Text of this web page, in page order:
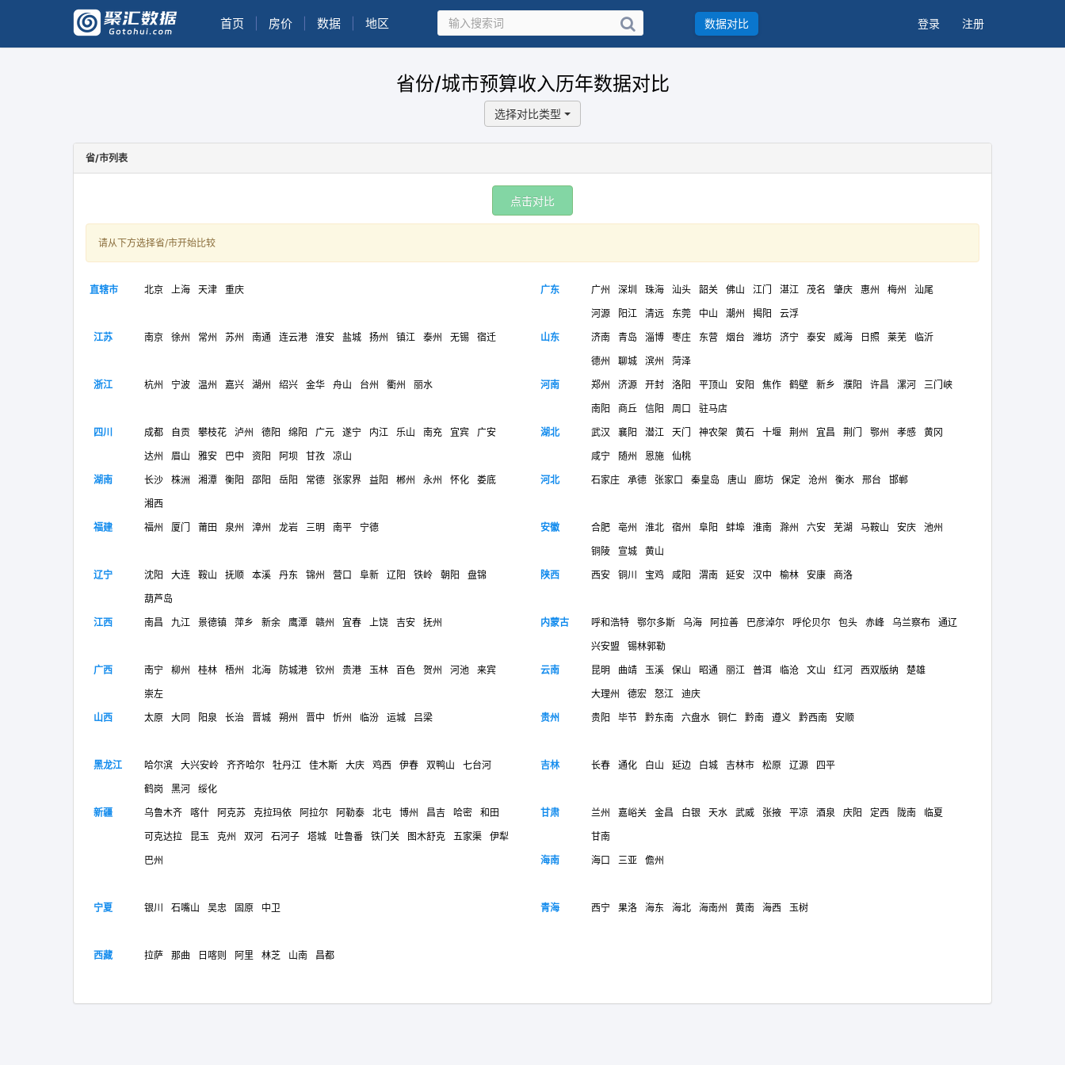
首页 房价 数据 地区 数据对比 登录 注册
省份/城市预算收入历年数据对比
选择对比类型
省/市列表
点击对比
请从下方选择省/市开始比较
直辖市 北京 上海 天津 重庆 广东 广州 深圳 珠海 汕头 韶关 佛山 江门 湛江 茂名 肇庆 惠州 梅州
汕尾
河源
阳江 清远 东莞 中山 潮州 揭阳
云浮
江苏
南京 徐州 常州 苏州 南通 连云港 淮安 盐城 扬州 镇江 泰州 无锡 宿迁 山东 济南 青岛 淄博 枣庄 东营 烟台 潍坊 济宁 泰安 威海 日照 莱芜
临沂
德州
聊城 滨州
菏泽
浙江
杭州 宁波 温州 嘉兴 湖州 绍兴 金华 舟山 台州 衢州 丽水 河南 郑州 济源 开封 洛阳 平顶山 安阳 焦作 鹤壁 新乡 濮阳 许昌 漯河
三门峡
南阳
商丘 信阳 周口
驻马店
四川
成都 自贡 攀枝花 泸州 德阳 绵阳 广元 遂宁 内江 乐山 南充 宜宾
广安
达州
眉山 雅安 巴中 资阳 阿坝 甘孜 凉山
湖北 武汉 襄阳 潜江 天门 神农架 黄石 十堰 荆州 宜昌 荆门 鄂州 孝感
黄冈
咸宁
随州 恩施
仙桃
湖南
长沙 株洲 湘潭 衡阳 邵阳 岳阳 常德 张家界 益阳 郴州 永州 怀化
娄底
湘西
河北 石家庄 承德 张家口 秦皇岛 唐山 廊坊 保定 沧州 衡水 邢台 邯郸
福建 福州 厦门 莆田 泉州 漳州 龙岩 三明 南平 宁德 安徽 合肥 亳州 淮北 宿州 阜阳 蚌埠 淮南 滁州 六安 芜湖 马鞍山 安庆
池州
铜陵
宣城
黄山
辽宁
沈阳 大连 鞍山 抚顺 本溪 丹东 锦州 营口 阜新 辽阳 铁岭 朝阳
盘锦
葫芦岛
陕西 西安 铜川 宝鸡 咸阳 渭南 延安 汉中 榆林 安康 商洛
江西 南昌 九江 景德镇 萍乡 新余 鹰潭 赣州 宜春 上饶 吉安 抚州 内蒙古 呼和浩特 鄂尔多斯 乌海 阿拉善 巴彦淖尔 呼伦贝尔 包头 赤峰 乌兰察布
通辽
兴安盟
锡林郭勒
广西
南宁 柳州 桂林 梧州 北海 防城港 钦州 贵港 玉林 百色 贺州 河池
来宾
崇左
云南 昆明 曲靖 玉溪 保山 昭通 丽江 普洱 临沧 文山 红河 西双版纳
楚雄
大理州
德宏 怒江
迪庆
山西
太原 大同 阳泉 长治 晋城 朔州 晋中 忻州 临汾 运城 吕梁 贵州 贵阳 毕节 黔东南 六盘水 铜仁 黔南 遵义 黔西南 安顺
黑龙江 哈尔滨 大兴安岭 齐齐哈尔 牡丹江 佳木斯 大庆 鸡西 伊春 双鸭山
七台河
鹤岗
黑河 绥化
吉林 长春 通化 白山 延边 白城 吉林市 松原 辽源 四平
新疆 乌鲁木齐 喀什 阿克苏 克拉玛依 阿拉尔 阿勒泰 北屯 博州 昌吉 哈密
和田
可克达拉
昆玉 克州 双河 石河子 塔城 吐鲁番 铁门关 图木舒克 五家渠
伊犁
巴州
甘肃 兰州 嘉峪关 金昌 白银 天水 武威 张掖 平凉 酒泉 庆阳 定西 陇南
临夏
甘南
海南
海口 三亚 儋州
宁夏 银川 石嘴山 吴忠 固原 中卫 青海 西宁 果洛 海东 海北 海南州 黄南 海西 玉树
西藏 拉萨 那曲 日喀则 阿里 林芝 山南 昌都